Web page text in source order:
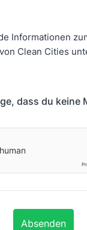
Informationen
Clean Cities
dass du keine
Absenden